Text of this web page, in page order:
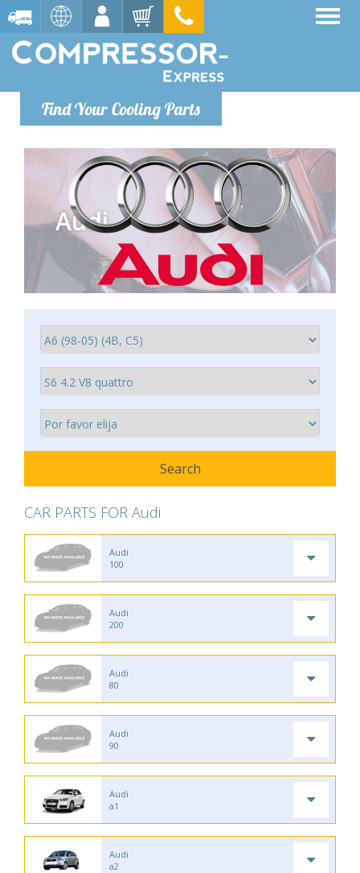
Find Your Cooling Parts
Audi
CAR PARTS FOR Audi
Audi
100
Audi
200
Audi
80
Audi
90
Audi
a1
Audi
a2